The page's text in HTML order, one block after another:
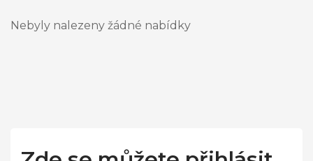
Nebyly nalezeny žádné nabídky